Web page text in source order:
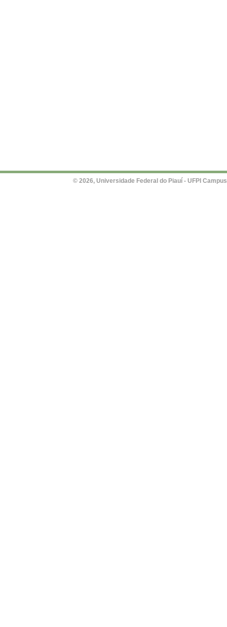
© 2026, Universidade Federal do Piauí - UFPI